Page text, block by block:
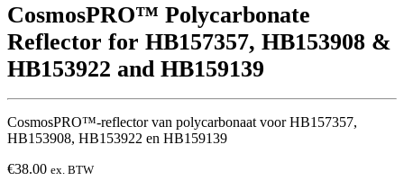
CosmosPRO™ Polycarbonate
Reflector for HB157357, HB153908 &
HB153922 and HB159139
CosmosPRO™-reflector van polycarbonaat voor HB157357,
HB153908, HB153922 en HB159139
€38.00 ex. BTW